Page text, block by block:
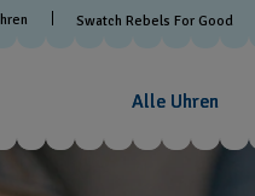
Swatch Rebels For Good
Alle Uhren